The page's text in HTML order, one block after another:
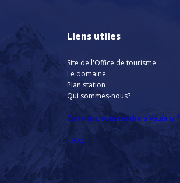
Liens utiles
Site de l'Office de tourisme
Le domaine
Plan station
Qui sommes-nous?
Comment vous rendre à Vaujany ?
F.A.Q.